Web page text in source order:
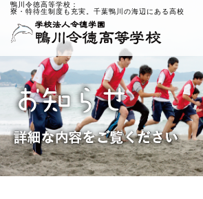
鴨川令徳高等学校：
寮・特待生制度も充実。千葉鴨川の海辺にある高校